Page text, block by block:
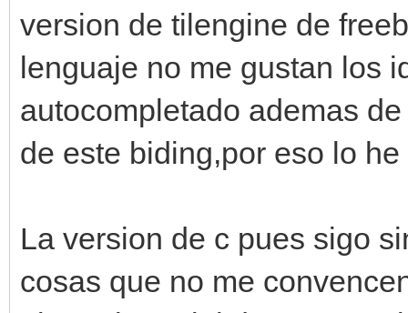
version de tilengine de
lenguaje no me gustan los
autocompletado ademas
de este biding,por eso lo
La version de c pues sigo
cosas que no me